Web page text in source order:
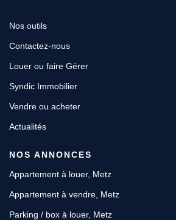
Nos outils
Contactez-nous
Louer ou faire Gérer
Syndic Immobilier
Vendre ou acheter
Actualités
NOS ANNONCES
Appartement à louer, Metz
Appartement à vendre, Metz
Parking / box à louer, Metz